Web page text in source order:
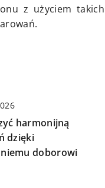
z użyciem takich
harmonijną
dzięki
doborowi